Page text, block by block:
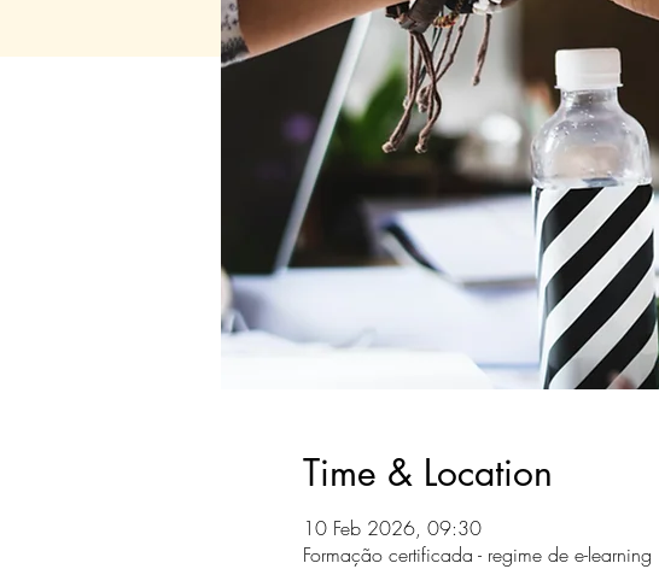
Time & Location
10 Feb 2026, 09:30
Formação certificada - regime de e-learning